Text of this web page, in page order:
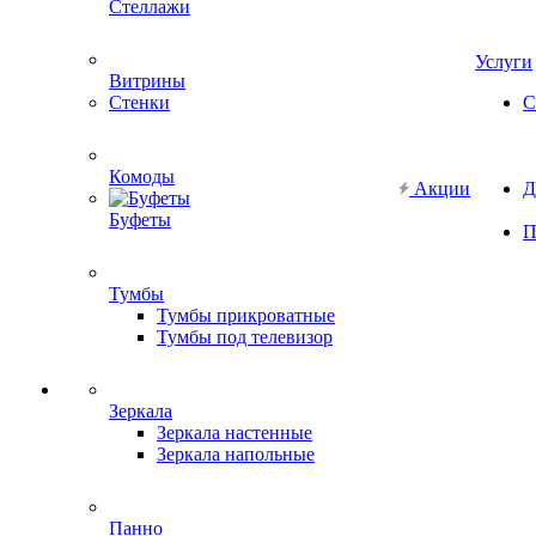
Стеллажи
Витрины
Стенки
Комоды
Буфеты
Тумбы
Тумбы прикроватные
Тумбы под телевизор
Зеркала
Зеркала настенные
Зеркала напольные
Панно
Акции
Услуги